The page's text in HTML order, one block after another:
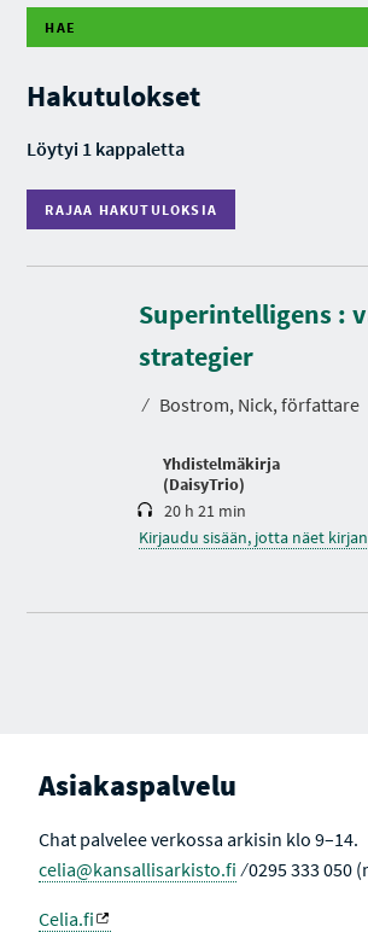
HAE
Hakutulokset
Löytyi 1 kappaletta
RAJAA HAKUTULOKSIA
R
A
A
U
T
U
O
Superintelligens :
strategier
⁄ Bostrom, Nick, författare
Yhdistelmäkirja
(DaisyTrio)
K
e
s
o
20 h 21 min
Kirjaudu sisään, jotta näet
Asiakaspalvelu
Chat palvelee verkossa arkisin klo 9–14.
celia@kansallisarkisto.fi ⁄ 0295 333 050
Celia.fi